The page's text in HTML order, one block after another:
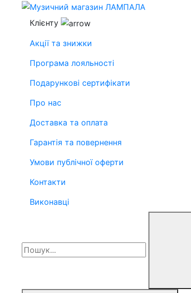
Клієнту
Акції та знижки
Програма лояльності
Подарункові сертифікати
Про нас
Доставка та оплата
Гарантія та повернення
Умови публічної оферти
Контакти
Виконавці